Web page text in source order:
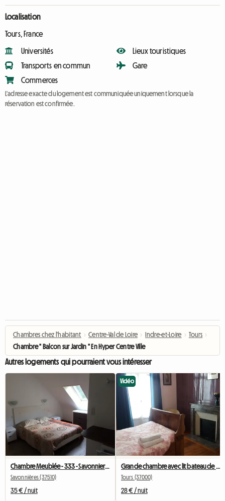
Localisation
Tours, France
Universités
Transports en commun
Commerces
Lieux touristiques
Gare
L'adresse exacte du logement est communiquée uniquement lorsque la
réservation est confirmée.
Chambres chez l'habitant › Centre-Val de Loire › Indre-et-Loire › Tours ›
Chambre " Balcon sur Jardin " En Hyper Centre Ville De Tours
Autres logements qui pourraient vous intéresser
Chambre Meublée - 333 - Savonnieres - Voiture Conseillée
Savonnières (37510)
35 € / nuit
Vidéo
Tours (37000)
28 € / nuit